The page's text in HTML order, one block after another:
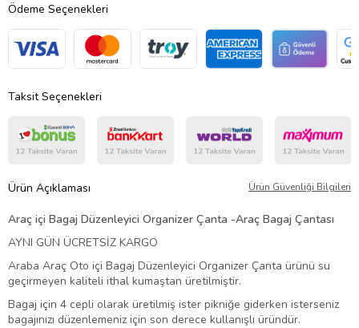
Ödeme Seçenekleri
Taksit Seçenekleri
Ürün Açıklaması Ürün Güvenliği Bilgileri
Araç içi Bagaj Düzenleyici Organizer Çanta -Araç Bagaj Çantası
AYNI GÜN ÜCRETSİZ KARGO
Araba Araç Oto içi Bagaj Düzenleyici Organizer Çanta ürünü su
geçirmeyen kaliteli ithal kumaştan üretilmiştir.
Bagaj için 4 cepli olarak üretilmiş ister pikniğe giderken isterseniz
bagajınızı düzenlemeniz için son derece kullanışlı üründür.